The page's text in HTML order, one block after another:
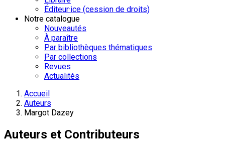
Éditeur·ice (cession de droits)
Notre catalogue
Nouveautés
À paraître
Par bibliothèques thématiques
Par collections
Revues
Actualités
Accueil
Auteurs
Margot Dazey
Auteurs et Contributeurs